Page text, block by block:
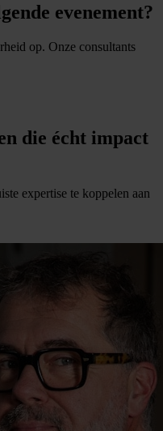
evenement?
op. Onze consultants
die écht impact
expertise te koppelen aan